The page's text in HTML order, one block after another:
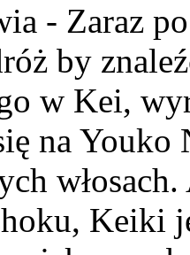
- Zaraz
by
w Kei,
na
Keiki